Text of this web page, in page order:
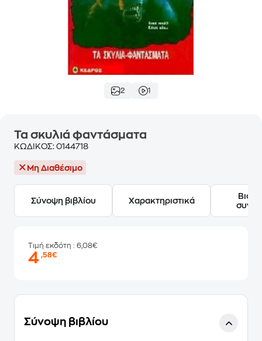
2 1
Τα σκυλιά φαντάσματα
ΚΩΔΙΚΟΣ: 0144718
Μη Διαθέσιμο
Σύνοψη βιβλίου Χαρακτηριστικά
Τιμή εκδότη : 6,08€
4,58€
Σύνοψη βιβλίου